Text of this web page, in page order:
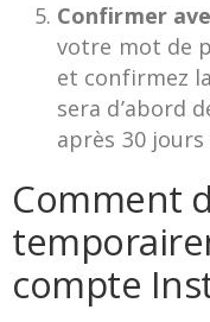
Confirmer
votre mot de
et confirmez
sera d’abord
après 30
Comment
compte